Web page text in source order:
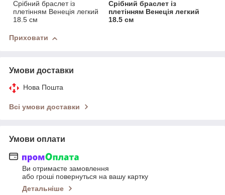
Срібний браслет із
плетінням Венеція легкий
18.5 см
Срібний браслет із
плетінням Венеція легкий
18.5 см
Приховати
Умови доставки
Нова Пошта
Всі умови доставки
Умови оплати
Ви отримаєте замовлення
або гроші повернуться на вашу картку
Детальніше